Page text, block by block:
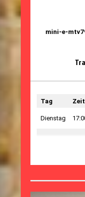
mini-e-
Tag Zeit
Dienstag